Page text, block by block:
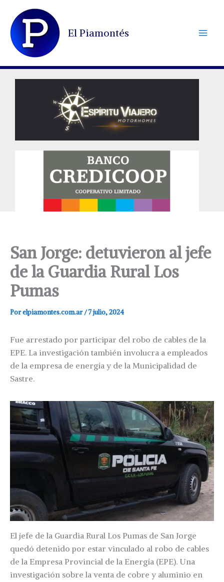
contenido
El Piamontés
San Jorge: detuvieron al jefe
de la Guardia Rural Los
Pumas
Porelpiamontes.com.ar/7 julio, 2024
Fue arrestado por participar del robo de cables de la
EPE. La investigación también involucra a empleados
de la empresa de energía y de la Municipalidad de
Sastre.
El jefe de la Guardia Rural Los Pumas de San Jorge
quedó detenido por estar vinculado al robo de cables
de la Empresa Provincial de la Energía (EPE). Una
investigación sobre la venta de cobre y aluminio en